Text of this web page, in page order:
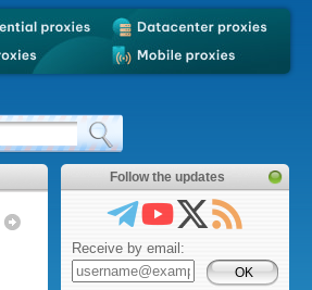
Follow the updates
Receive by email: